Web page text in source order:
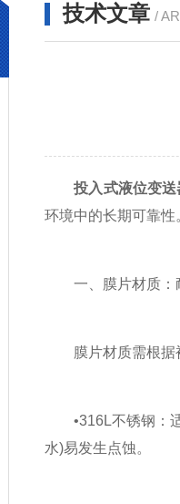
技术文章 /
投入式液位变送
环境中的长期可靠性
一、膜片材质：
膜片材质需根据被
•316L不锈钢：适
水)易发生点蚀。